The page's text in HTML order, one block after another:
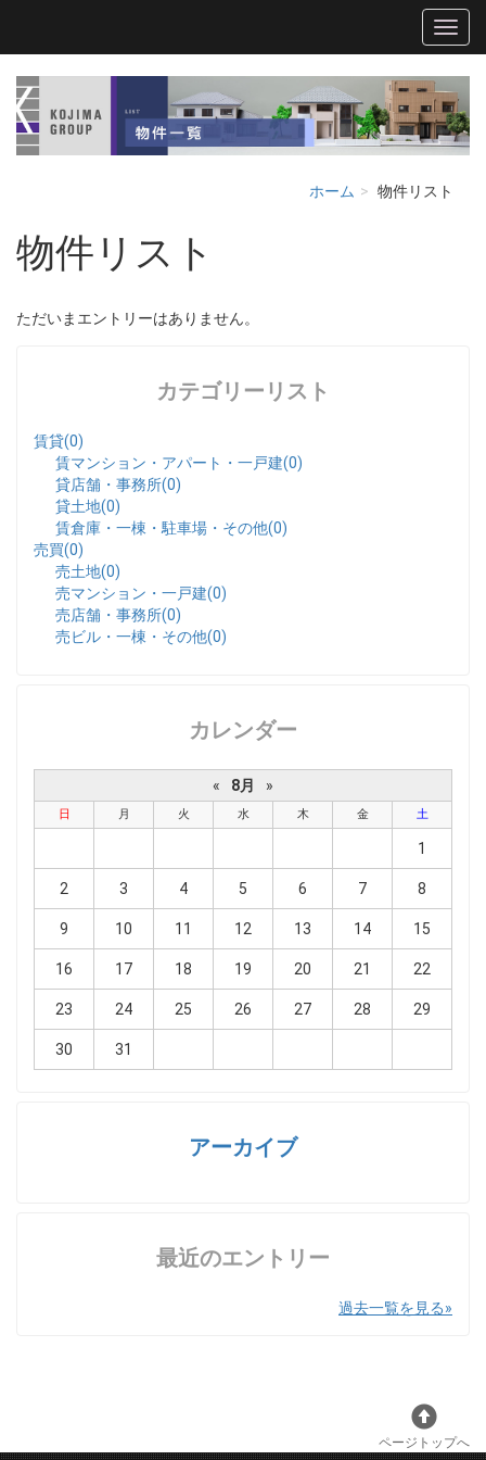
ホーム 物件リスト
物件リスト
ただいまエントリーはありません。
カテゴリーリスト
賃貸(0)
賃マンション・アパート・一戸建(0)
貸店舗・事務所(0)
貸土地(0)
賃倉庫・一棟・駐車場・その他(0)
売買(0)
売土地(0)
売マンション・一戸建(0)
売店舗・事務所(0)
売ビル・一棟・その他(0)
カレンダー
« 8月 »
日 月 火 水 木 金 土
1
2 3 4 5 6 7 8
9 10 11 12 13 14 15
16 17 18 19 20 21 22
23 24 25 26 27 28 29
30 31
アーカイブ
最近のエントリー
過去一覧を見る
ページトップへ